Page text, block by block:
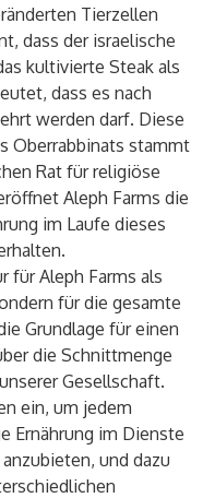
Tierzellen
dass der israelische
kultivierte Steak als
dass es nach
werden darf. Diese
Oberrabbinats stammt
Rat für religiöse
Aleph Farms die
im Laufe dieses
für Aleph Farms als
für die gesamte
Grundlage für einen
die Schnittmenge
Gesellschaft.
ein, um jedem
Ernährung im Dienste
und dazu